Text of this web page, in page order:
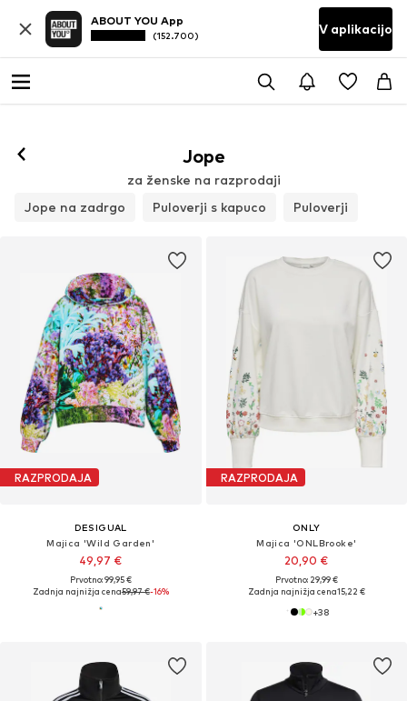
ABOUT YOU App
(152.700) V aplikacijo
Jope
za ženske na razprodaji
Jope na zadrgo
Puloverji s kapuco Puloverji
RAZPRODAJA
DESIGUAL
Majica 'Wild Garden'
49,97 €
Prvotno: 99,95 €
Zadnja najnižja cena59,97 €-16%
RAZPRODAJA
ONLY
Majica 'ONLBrooke'
20,90 €
Prvotno: 29,99 €
Zadnja najnižja cena15,22 €
+38